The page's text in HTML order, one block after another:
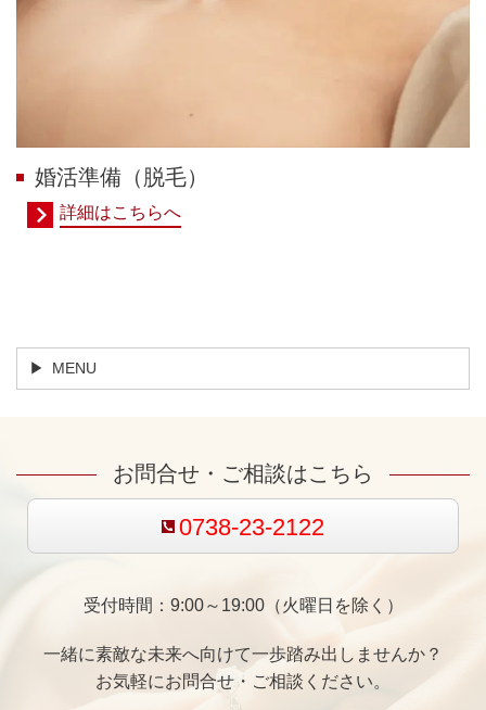
婚活準備（脱毛）
詳細はこちらへ
MENU
お問合せ・ご相談はこちら
0738-23-2122
受付時間：9:00～19:00（火曜日を除く）
一緒に素敵な未来へ向けて一歩踏み出しませんか？
お気軽にお問合せ・ご相談ください。